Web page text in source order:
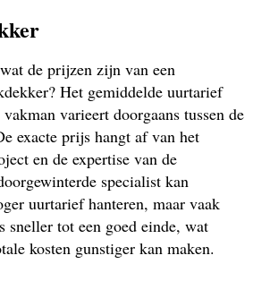
de prijzen zijn van een
Het gemiddelde uurtarief
varieert doorgaans tussen de
exacte prijs hangt af van het
en de expertise van de
specialist kan
uurtarief hanteren, maar vaak
sneller tot een goed einde, wat
kosten gunstiger kan maken.